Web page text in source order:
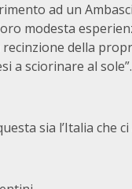
ad un
modesta
della
a sciorinare al sole”.
sia l’Italia che